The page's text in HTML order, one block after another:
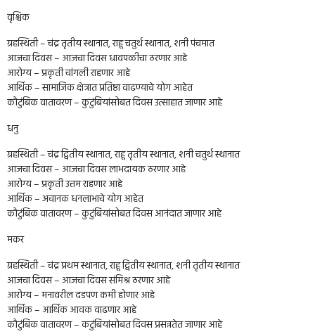
वृश्चिक
ग्रहस्थिती – चंद्र तृतीय स्थानात, राहू चतुर्थ स्थानात, शनी पंचमात
आजचा दिवस – आजचा दिवस धावपळीचा ठरणार आहे
आरोग्य – प्रकृती चांगली राहणार आहे
आर्थिक – सामाजिक क्षेत्रात प्रतिष्ठा वाढण्याचे योग आहेत
कौटुंबिक वातावरण – कुटुंबियांसोबत दिवस उत्साहात जाणार आहे
धनु
ग्रहस्थिती – चंद्र द्वितीय स्थानात, राहू तृतीय स्थानात, शनी चतुर्थ स्थानात
आजचा दिवस – आजचा दिवस लाभदायक ठरणार आहे
आरोग्य – प्रकृती उत्तम राहणार आहे
आर्थिक – अचानक धनलाभाचे योग आहेत
कौटुंबिक वातावरण – कुटुंबियांसोबत दिवस आनंदात जाणार आहे
मकर
ग्रहस्थिती – चंद्र प्रथम स्थानात, राहू द्वितीय स्थानात, शनी तृतीय स्थानात
आजचा दिवस – आजचा दिवस संमिश्र ठरणार आहे
आरोग्य – मनावरील दडपण कमी होणार आहे
आर्थिक – आर्थिक आवक वाढणार आहे
कौटुंबिक वातावरण – कटुंबियांसोबत दिवस प्रसन्नतेत जाणार आहे